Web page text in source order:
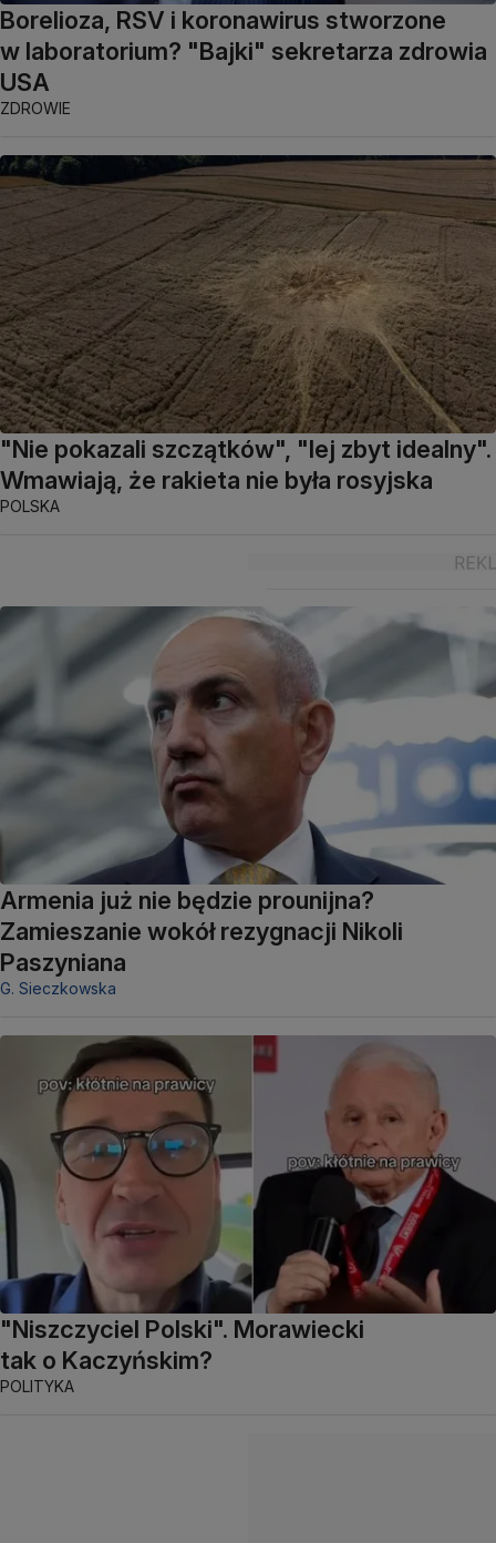
Borelioza, RSV i koronawirus stworzone
w laboratorium? "Bajki" sekretarza zdrowia
USA
ZDROWIE
"Nie pokazali szczątków", "lej zbyt idealny".
Wmawiają, że rakieta nie była rosyjska
POLSKA
Armenia już nie będzie prounijna?
Zamieszanie wokół rezygnacji Nikoli
Paszyniana
G. Sieczkowska
"Niszczyciel Polski". Morawiecki
tak o Kaczyńskim?
POLITYKA